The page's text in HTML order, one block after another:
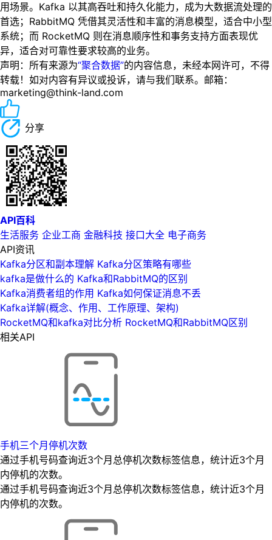
用场景。Kafka 以其高吞吐和持久化能力，成为大数据流处理的
首选；RabbitMQ 凭借其灵活性和丰富的消息模型，适合中小型
系统；而 RocketMQ 则在消息顺序性和事务支持方面表现优
异，适合对可靠性要求较高的业务。
声明：所有来源为“聚合数据”的内容信息，未经本网许可，不得
转载！如对内容有异议或投诉，请与我们联系。邮箱：
marketing@think-land.com
分享
API百科
生活服务 企业工商 金融科技 接口大全 电子商务
API资讯
Kafka分区和副本理解 Kafka分区策略有哪些
kafka是做什么的 Kafka和RabbitMQ的区别
Kafka消费者组的作用 Kafka如何保证消息不丢
Kafka详解(概念、作用、工作原理、架构)
RocketMQ和kafka对比分析 RocketMQ和RabbitMQ区别
相关API
手机三个月停机次数
通过手机号码查询近3个月总停机次数标签信息，统计近3个月
内停机的次数。
通过手机号码查询近3个月总停机次数标签信息，统计近3个月
内停机的次数。